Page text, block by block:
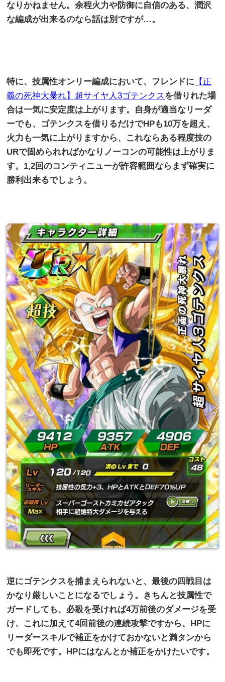
なりかねません。余程火力や防御に自信のある、潤沢
な編成が出来るのなら話は別ですが…。
特に、技属性オンリー編成において、フレンドに 【正
義の死神大暴れ】超サイヤ人3ゴテンクスを借りれた場
合は一気に安定度は上がります。自身が適当なリーダ
ーでも、ゴテンクスを借りるだけでHPも10万を超え、
火力も一気に上がりますから、これならある程度技の
URで固められればかなりノーコンの可能性は上がりま
す。 1,2回のコンティニューが許容範囲ならまず確実に
勝利出来るでしょう。
逆にゴテンクスを捕まえられないと、最後の四戦目は
かなり厳しいことになるでしょう。きちんと技属性で
ガードしても、必殺を受ければ4万前後のダメージを受
け、これに加えて4回前後の連続攻撃ですから、 HPに
リーダースキルで補正をかけておかないと満タンから
でも即死です。 HPにはなんとか補正をかけたいです。